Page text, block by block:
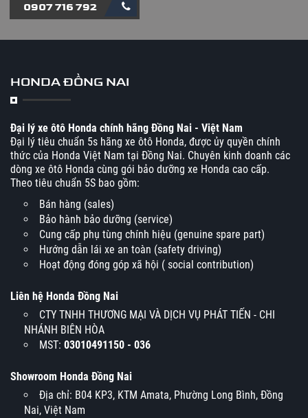
0907 716 792
HONDA ĐỒNG NAI
Đại lý xe ôtô Honda chính hãng Đồng Nai - Việt Nam
Đại lý tiêu chuẩn 5s hãng xe ôtô Honda, được ủy quyền chính
thức của Honda Việt Nam tại Đồng Nai. Chuyên kinh doanh các
dòng xe ôtô Honda cùng gói bảo dưỡng xe Honda cao cấp.
Theo tiêu chuẩn 5S bao gồm:
Bán hàng (sales)
Bảo hành bảo dưỡng (service)
Cung cấp phụ tùng chính hiệu (genuine spare part)
Hướng dẫn lái xe an toàn (safety driving)
Hoạt động đóng góp xã hội ( social contribution)
Liên hệ Honda Đồng Nai
CTY TNHH THƯƠNG MẠI VÀ DỊCH VỤ PHÁT TIẾN - CHI
NHÁNH BIÊN HÒA
MST: 03010491150 - 036
Showroom Honda Đồng Nai
Địa chỉ: B04 KP3, KTM Amata, Phường Long Bình, Đồng
Nai, Việt Nam